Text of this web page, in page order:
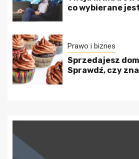
co wybierane
Prawo i biznes
Sprzedajesz
Sprawdź, czy